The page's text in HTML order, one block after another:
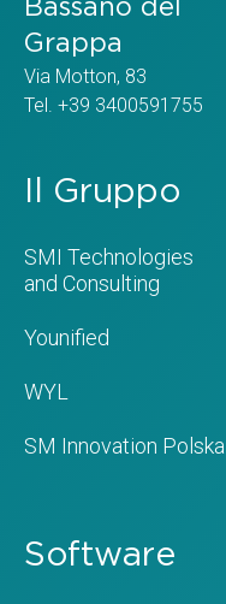
Bassano del
Grappa
Via Motton, 83
Tel. +39 3400591755
Il Gruppo
SMI Technologies
and Consulting
Younified
WYL
SM Innovation Polska
Software